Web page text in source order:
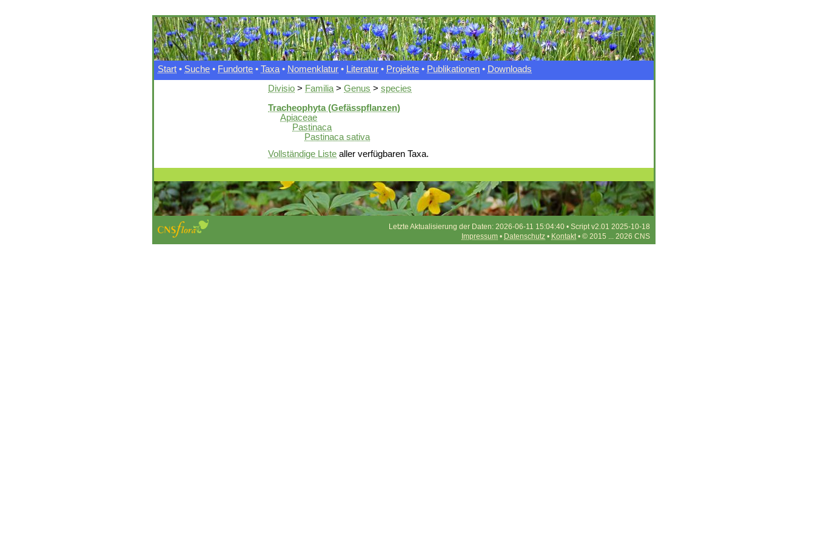
Start • Suche • Fundorte • Taxa • Nomenklatur • Literatur • Projekte • Publikationen • Downloads
Divisio > Familia > Genus > species
Tracheophyta (Gefässpflanzen)
Apiaceae
Pastinaca
Pastinaca sativa
Vollständige Liste aller verfügbaren Taxa.
Letzte Aktualisierung der Daten: 2026-06-11 15:04:40 • Script v2.01 2025-10-18
Impressum • Datenschutz • Kontakt• © 2015 ... 2026 CNS